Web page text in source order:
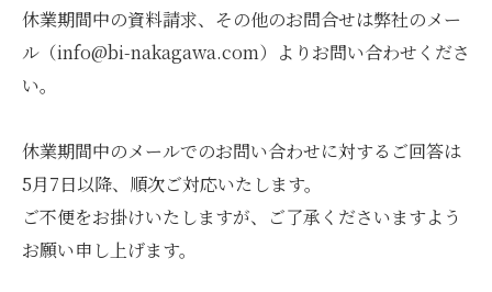
休業期間中の資料請求、その他のお問合せは弊社のメー
ル（info@bi-nakagawa.com）よりお問い合わせくださ
い。
休業期間中のメールでのお問い合わせに対するご回答は
5月7日以降、順次ご対応いたします。
ご不便をお掛けいたしますが、ご了承くださいますよう
お願い申し上げます。